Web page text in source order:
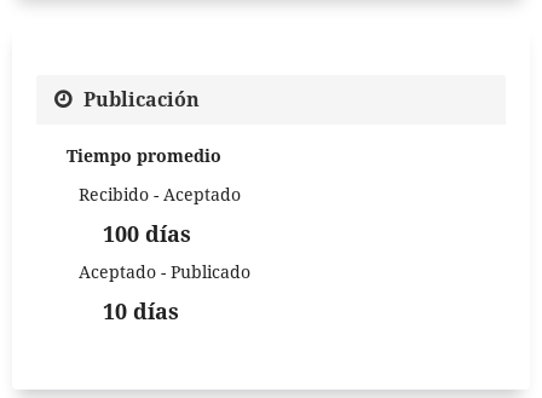
Publicación
Tiempo promedio
Recibido - Aceptado
100 días
Aceptado - Publicado
10 días